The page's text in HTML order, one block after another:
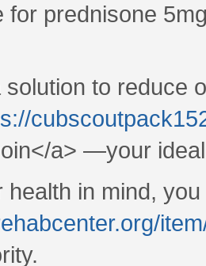
for prednisone
solution to reduce
a> —your
health in mind,